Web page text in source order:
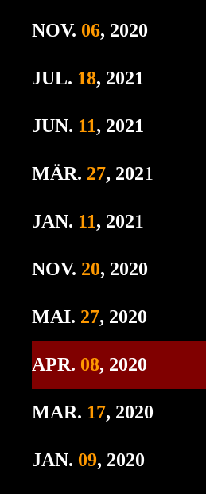
NOV. 06, 2020
JUL. 18, 2021
JUN. 11, 2021
MÄR. 27, 2021
JAN. 11, 2021
NOV. 20, 2020
MAI. 27, 2020
APR. 08, 2020
MAR. 17, 2020
JAN. 09, 2020